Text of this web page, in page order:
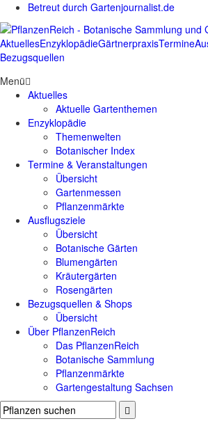
Betreut durch Gartenjournalist.de
AktuellesEnzyklopädieGärtnerpraxisTermine
Bezugsquellen
Menü
Aktuelles
Aktuelle Gartenthemen
Enzyklopädie
Themenwelten
Botanischer Index
Termine & Veranstaltungen
Übersicht
Gartenmessen
Pflanzenmärkte
Ausflugsziele
Übersicht
Botanische Gärten
Blumengärten
Kräutergärten
Rosengärten
Bezugsquellen & Shops
Übersicht
Über PflanzenReich
Das PflanzenReich
Botanische Sammlung
Pflanzenmärkte
Gartengestaltung Sachsen